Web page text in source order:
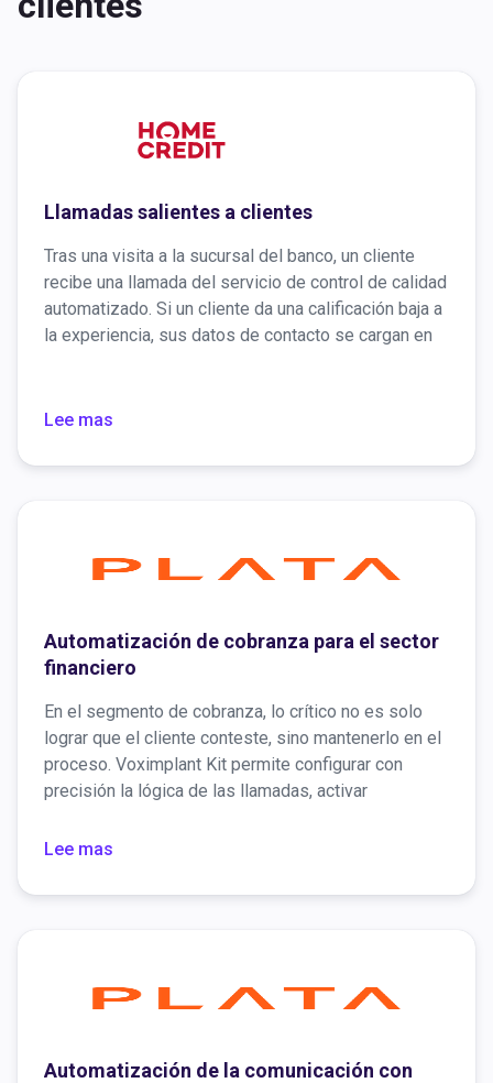
Llamadas salientes a clientes
Tras una visita a la sucursal del banco, un cliente
recibe una llamada del servicio de control de calidad
automatizado. Si un cliente da una calificación baja a
la experiencia, sus datos de contacto se cargan en
gerencia.
Lee mas
Automatización de cobranza para el sector
financiero
En el segmento de cobranza, lo crítico no es solo
lograr que el cliente conteste, sino mantenerlo en el
proceso. Voximplant Kit permite configurar con
precisión la lógica de las llamadas, activar
entrantes, sin sobrecargar al equipo y con control
Lee mas
Automatización de la comunicación con